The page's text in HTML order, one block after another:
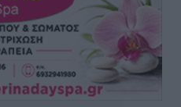
για τους επαγγελματίες